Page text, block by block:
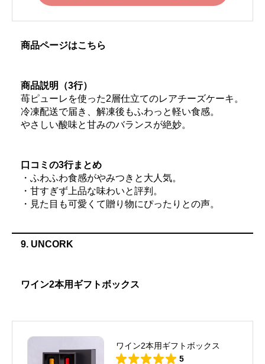
商品ページはこちら
商品説明（3行）
苺ピューレを使った2層仕立てのレアチーズケーキ。
冷凍配送で届き、解凍後もふわっと軽い食感。
やさしい酸味と甘みのバランスが絶妙。
口コミの3行まとめ
・ふわふわ食感がやみつきと大人気。
・甘すぎず上品な味わいと評判。
・見た目も可愛くて贈り物にぴったりとの声。
9. UNCORK
ワイン2本用ギフトボックス
ワイン2本用ギフトボックス
5